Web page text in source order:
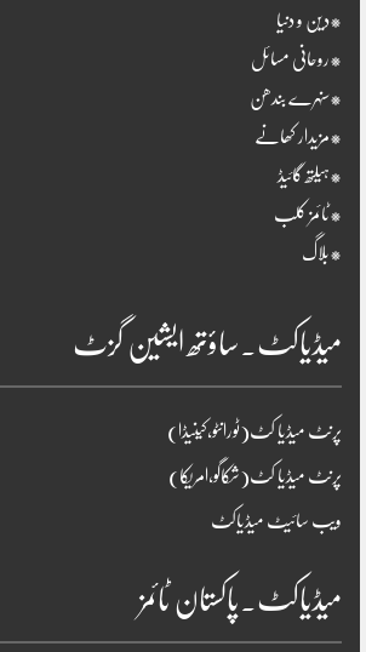
*دین و دنیا
*روحانی مسائل
*سنہرے بندھن
*مزیدار کھانے
*ہیلتھ گائیڈ
*ٹائمز کلب
*بلاگ
میڈیاکٹ۔ساؤتھ ایشین گزٹ
پرنٹ میڈیا کٹ(ٹورانٹو،کینیڈا)
پرنٹ میڈیا کٹ(شکاگو،امریکا)
ویب سائیٹ میڈیاکٹ
میڈیاکٹ۔پاکستان ٹائمز